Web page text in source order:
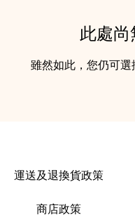
此處
雖然如此，您仍可選
運送及退換貨政策